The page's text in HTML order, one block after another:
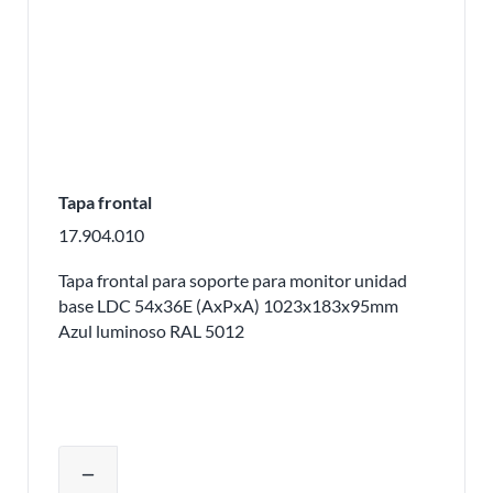
Tapa frontal
17.904.010
Tapa frontal para soporte para monitor unidad
base LDC 54x36E (AxPxA) 1023x183x95mm
Azul luminoso RAL 5012
remove